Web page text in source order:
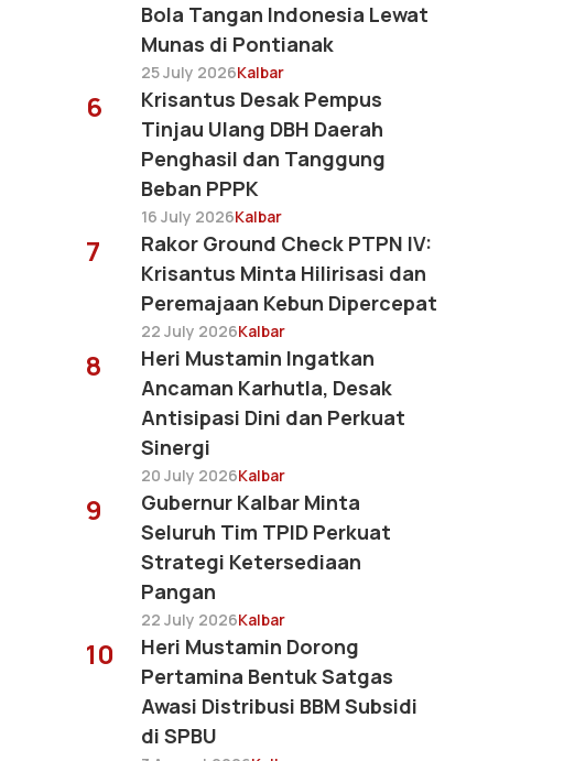
Bola Tangan Indonesia Lewat
Munas di Pontianak
25 July 2026Kalbar
6
Krisantus Desak Pempus
Tinjau Ulang DBH Daerah
Penghasil dan Tanggung
Beban PPPK
16 July 2026Kalbar
7
Rakor Ground Check PTPN IV:
Krisantus Minta Hilirisasi dan
Peremajaan Kebun Dipercepat
22 July 2026Kalbar
8
Heri Mustamin Ingatkan
Ancaman Karhutla, Desak
Antisipasi Dini dan Perkuat
Sinergi
20 July 2026Kalbar
9
Gubernur Kalbar Minta
Seluruh Tim TPID Perkuat
Strategi Ketersediaan
Pangan
22 July 2026Kalbar
10
Heri Mustamin Dorong
Pertamina Bentuk Satgas
Awasi Distribusi BBM Subsidi
di SPBU